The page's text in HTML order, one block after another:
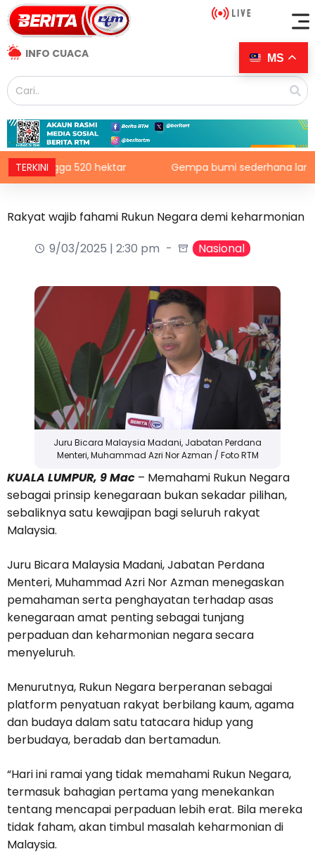
INFO CUACA
TERKINI520 hektar Gempa bumi sederhana landa
Rakyat wajib fahami Rukun Negara demi keharmonian
9/03/2025 | 2:30 pm
Nasional
Juru Bicara Malaysia Madani, Jabatan Perdana
Menteri, Muhammad Azri Nor Azman / Foto RTM
KUALA LUMPUR, 9 Mac – Memahami Rukun Negara
sebagai prinsip kenegaraan bukan sekadar pilihan,
sebaliknya satu kewajipan bagi seluruh rakyat
Malaysia.
Juru Bicara Malaysia Madani, Jabatan Perdana
Menteri, Muhammad Azri Nor Azman menegaskan
pemahaman serta penghayatan terhadap asas
kenegaraan amat penting sebagai tunjang
perpaduan dan keharmonian negara secara
menyeluruh.
Menurutnya, Rukun Negara berperanan sebagai
platform penyatuan rakyat berbilang kaum, agama
dan budaya dalam satu tatacara hidup yang
berbudaya, beradab dan bertamadun.
“Hari ini ramai yang tidak memahami Rukun Negara,
termasuk bahagian pertama yang menekankan
tentang mencapai perpaduan lebih erat. Bila mereka
tidak faham, akan timbul masalah keharmonian di
Malaysia.
MS